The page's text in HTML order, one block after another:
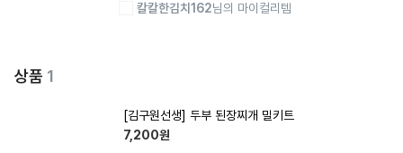
칼칼한김치162님의 마이컬리템
상품 1
[김구원선생] 두부 된장찌개 밀키트
7,200원